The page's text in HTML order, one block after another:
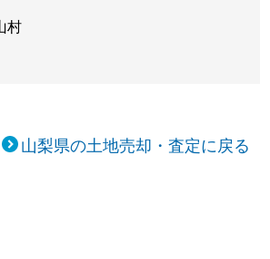
村
山梨県の土地売却・査定に戻る